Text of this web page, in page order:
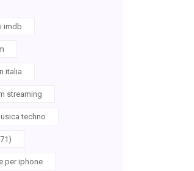
imdb
italia
streaming
techno
per iphone